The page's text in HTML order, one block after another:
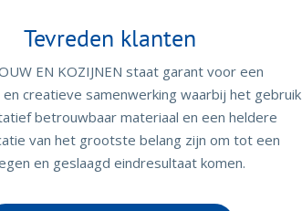
Tevreden klanten
EN KOZIJNEN staat garant voor een
creatieve samenwerking waarbij het gebruik
betrouwbaar materiaal en een heldere
van het grootste belang zijn om tot een
en geslaagd eindresultaat komen.